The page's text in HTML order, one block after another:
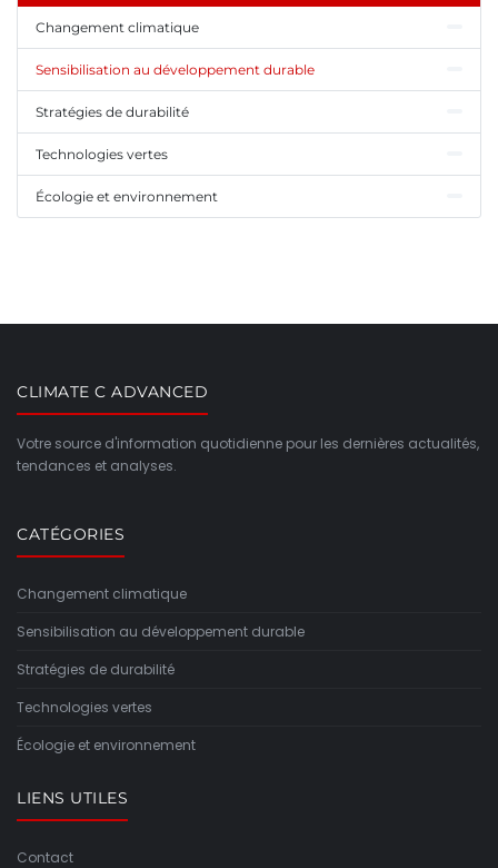
Changement climatique
Sensibilisation au développement durable
Stratégies de durabilité
Technologies vertes
Écologie et environnement
CLIMATE C ADVANCED
Votre source d'information quotidienne pour les dernières actualités,
tendances et analyses.
CATÉGORIES
Changement climatique
Sensibilisation au développement durable
Stratégies de durabilité
Technologies vertes
Écologie et environnement
LIENS UTILES
Contact